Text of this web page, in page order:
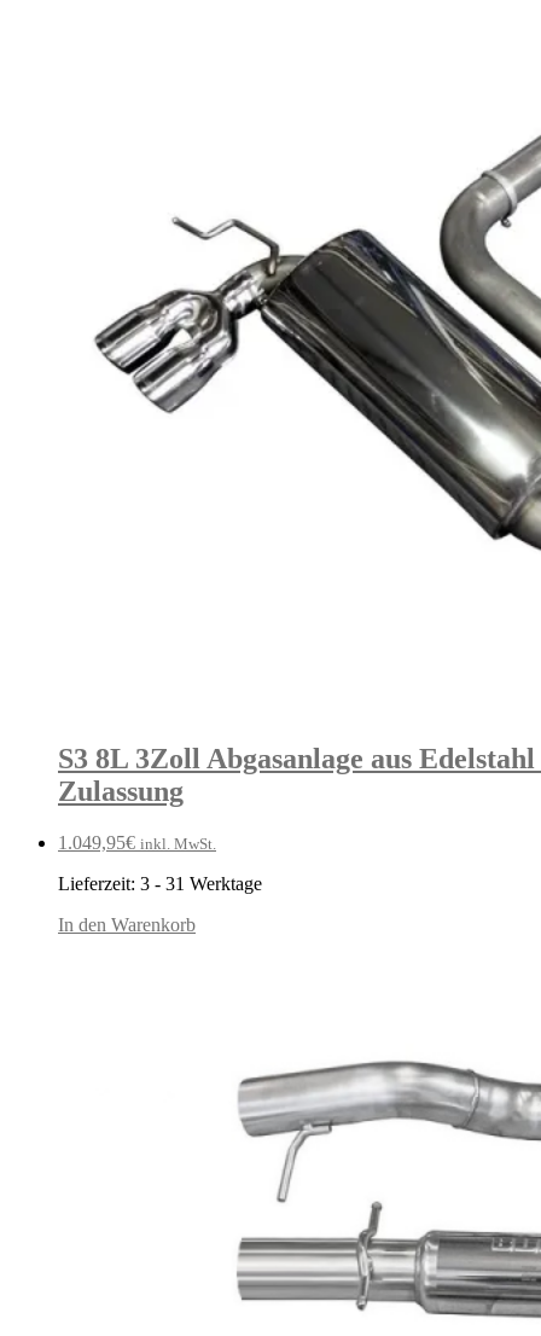
S3 8L 3Zoll Abgasanlage aus
Zulassung
1.049,95€ inkl. MwSt.
Lieferzeit: 3 - 31 Werktage
In den Warenkorb